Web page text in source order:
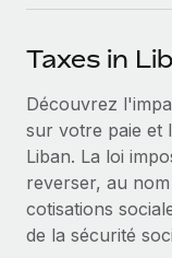
Rationalisez
SERVICES
Demandez
Recevez des
l’international
Partenaires
Devenir
Explorez
Remote Build
Conseil en
Salle de presse
Données sur
Centre de
Taxes in
Découvrez
sur votre paie et
Liban. La loi
reverser, au
cotisations
de la sécurité